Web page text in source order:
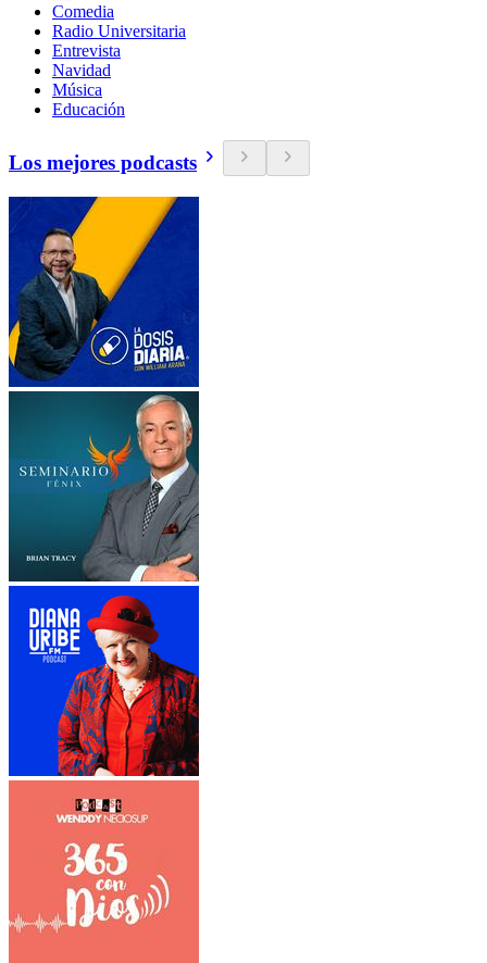
Comedia
Radio Universitaria
Entrevista
Navidad
Música
Educación
Los mejores podcasts